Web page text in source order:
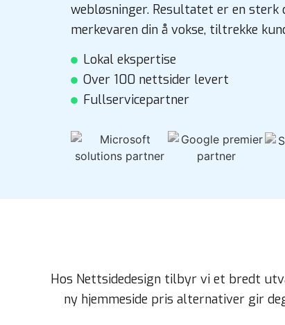
webløsninger. Resultatet er en
merkevaren din å vokse, tiltrekke
Lokal ekspertise
Over 100 nettsider levert
Fullservicepartner
Hos Nettsidedesign tilbyr vi et bredt
ny hjemmeside pris alternativer gir